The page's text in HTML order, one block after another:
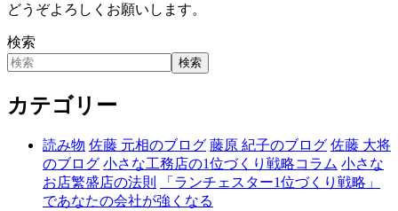
どうぞよろしくお願いします。
検索
検索
カテゴリー
読み物 佐藤 元相のブログ 藤原 紀子のブログ 佐藤 大将
のブログ 小さな工務店の1位づくり戦略コラム 小さな
お店繁盛店の法則
「ランチェスター1位づくり戦略」
であなたの会社が強くなる